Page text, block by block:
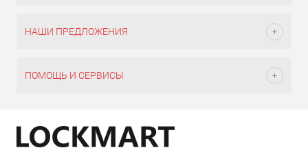
НАШИ ПРЕДЛОЖЕНИЯ
ПОМОЩЬ И СЕРВИСЫ